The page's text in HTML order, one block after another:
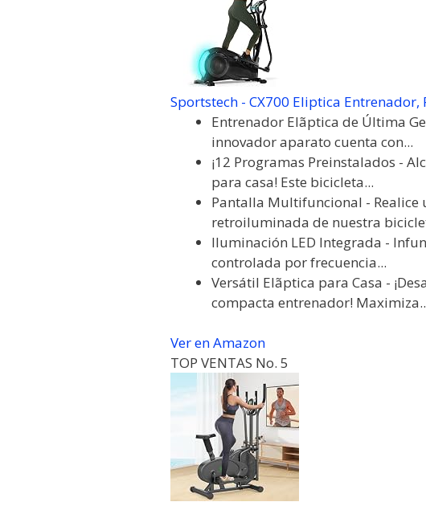
Sportstech - CX700 Eliptica
Entrenador Elãptica de Última
innovador aparato cuenta con...
¡12 Programas Preinstalados -
para casa! Este bicicleta...
Pantalla Multifuncional - Realice
retroiluminada de nuestra
Iluminación LED Integrada -
controlada por frecuencia...
Versátil Elãptica para Casa -
compacta entrenador!
Ver en Amazon
TOP VENTAS No. 5